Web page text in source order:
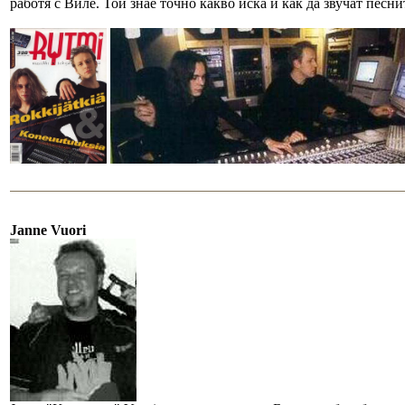
работя с Виле. Той знае точно какво иска и как да звучат
Janne Vuori